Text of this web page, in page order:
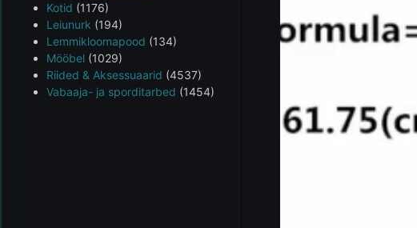
Kotid (1176)
Leiunurk (194)
Lemmikloomapood (134)
Mööbel (1029)
Riided & Aksessuaarid (4537)
Vabaaja- ja sporditarbed (1454)